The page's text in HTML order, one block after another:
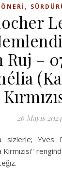
ÖNERI ,
Ruj –
26 Mayıs 2024